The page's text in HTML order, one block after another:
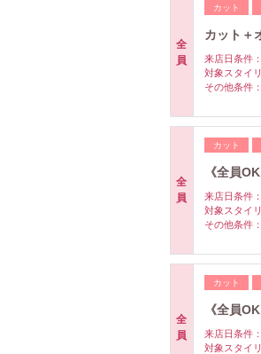
全
員
カット
カット＋
来店日条件：
対象スタイ
その他条件：
全
員
カット
《全員
来店日条件：
対象スタイ
その他条件：
全
員
カット
《全員
来店日条件：
対象スタイ